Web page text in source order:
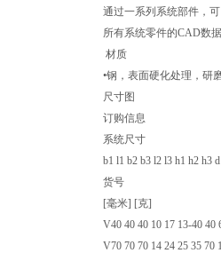
通过一系列系统部件，
所有系统零件的CAD数
材质
•钢，表面硬化处理，研
尺寸图
订购信息
系统尺寸
b1 l1 b2 b3 l2 l3 h1 h2 h3
货号
[毫米] [克]
V40 40 40 10 17 13-40 40
V70 70 70 14 24 25 35 70